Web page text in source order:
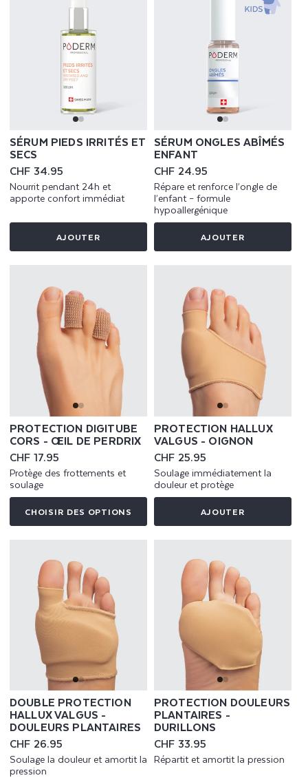
SÉRUM PIEDS IRRITÉS ET
SECS
Prix
habituel
CHF 34.95
Nourrit pendant 24h et
apporte confort immédiat
AJOUTER
SÉRUM ONGLES ABÎMÉS
ENFANT
Prix
habituel
CHF 24.95
Répare et renforce l’ongle de
l’enfant – formule
hypoallergénique
AJOUTER
PROTECTION DIGITUBE
CORS - ŒIL DE PERDRIX
Prix
habituel
CHF 17.95
Protège des frottements et
soulage
CHOISIR DES OPTIONS
PROTECTION HALLUX
VALGUS - OIGNON
Prix
habituel
CHF 25.95
Soulage immédiatement la
douleur et protège
AJOUTER
DOUBLE PROTECTION
HALLUX VALGUS -
DOULEURS PLANTAIRES
Prix
habituel
CHF 26.95
Soulage la douleur et amortit la
pression
PROTECTION DOULEURS
PLANTAIRES -
DURILLONS
Prix
habituel
CHF 33.95
Répartit et amortit la pression